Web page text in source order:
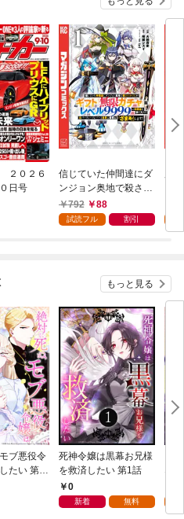
２０２６
日号
信じていた仲間達にダ
ンジョン奥地で殺され
かけたがギフト『無限
ガチャ』でレベル９９
『ざまぁ！』します！
792 88
試読フル 割引
もっと見る
ブ悪役令
たい 第1
死神令嬢は黒幕お兄様
を救済したい 第1話
0
新着 無料
な